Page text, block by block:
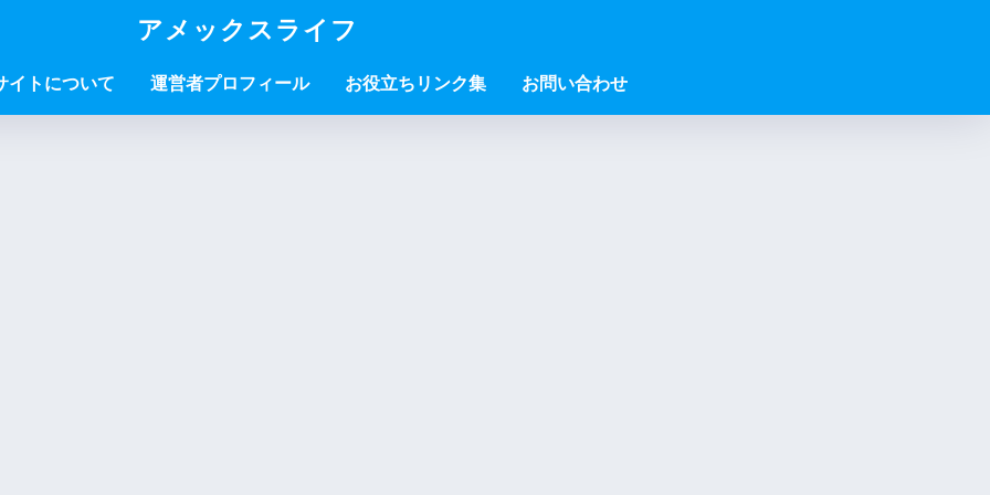
アメックスライフ
イトについて 運営者プロフィール お役立ちリンク集 お問い合わせ